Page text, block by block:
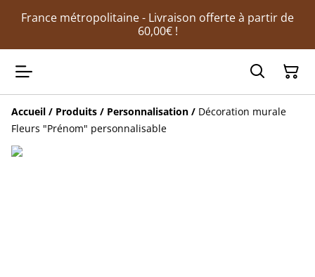
France métropolitaine - Livraison offerte à partir de
60,00€ !
Accueil / Produits / Personnalisation / Décoration murale
Fleurs "Prénom" personnalisable